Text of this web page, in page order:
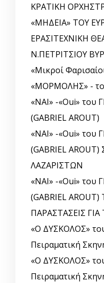
ΚΡΑΤΙΚΗ
«ΜΗΔΕΙΑ» ΤΟΥ
ΕΡΑΣΙΤΕΧΝΙΚΗ
Ν.ΠΕΤΡΙΤΣΙΟΥ
«Μικροί
«ΜΟΡΜΟΛΗΣ» -
«ΝΑΙ» -«Oui» του
(GABRIEL AROUT)
«ΝΑΙ» -«Oui» του
(GABRIEL
ΛΑΖΑΡΙΣΤΩΝ
«ΝΑΙ» -«Oui» του
(GABRIEL
ΠΑΡΑΣΤΑΣΕΙΣ
«Ο ΔΥΣΚΟΛΟΣ»
Πειραματική
«Ο ΔΥΣΚΟΛΟΣ»
Πειραματική